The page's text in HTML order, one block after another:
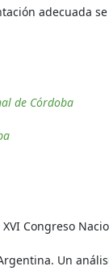
adecuada
de Córdoba
Congreso
Un